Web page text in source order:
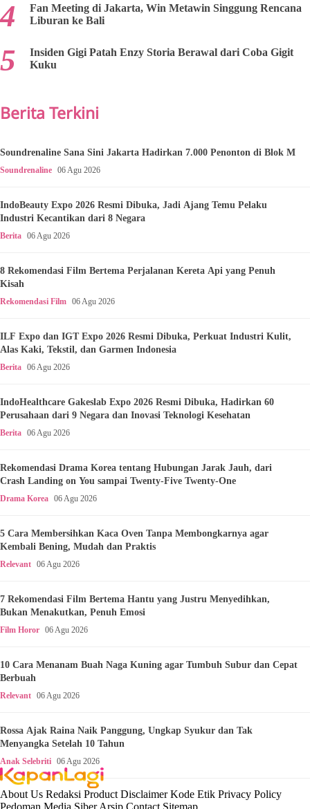
Fan Meeting di Jakarta, Win Metawin Singgung Rencana
Liburan ke Bali
Insiden Gigi Patah Enzy Storia Berawal dari Coba Gigit
Kuku
Berita Terkini
Soundrenaline Sana Sini Jakarta Hadirkan 7.000 Penonton di Blok M
Soundrenaline 06 Agu 2026
IndoBeauty Expo 2026 Resmi Dibuka, Jadi Ajang Temu Pelaku
Industri Kecantikan dari 8 Negara
Berita 06 Agu 2026
8 Rekomendasi Film Bertema Perjalanan Kereta Api yang Penuh
Kisah
Rekomendasi Film 06 Agu 2026
ILF Expo dan IGT Expo 2026 Resmi Dibuka, Perkuat Industri Kulit,
Alas Kaki, Tekstil, dan Garmen Indonesia
Berita 06 Agu 2026
IndoHealthcare Gakeslab Expo 2026 Resmi Dibuka, Hadirkan 60
Perusahaan dari 9 Negara dan Inovasi Teknologi Kesehatan
Berita 06 Agu 2026
Rekomendasi Drama Korea tentang Hubungan Jarak Jauh, dari
Crash Landing on You sampai Twenty-Five Twenty-One
Drama Korea 06 Agu 2026
5 Cara Membersihkan Kaca Oven Tanpa Membongkarnya agar
Kembali Bening, Mudah dan Praktis
Relevant 06 Agu 2026
7 Rekomendasi Film Bertema Hantu yang Justru Menyedihkan,
Bukan Menakutkan, Penuh Emosi
Film Horor 06 Agu 2026
10 Cara Menanam Buah Naga Kuning agar Tumbuh Subur dan Cepat
Berbuah
Relevant 06 Agu 2026
Rossa Ajak Raina Naik Panggung, Ungkap Syukur dan Tak
Menyangka Setelah 10 Tahun
Anak Selebriti 06 Agu 2026
About Us Redaksi Product Disclaimer Kode Etik Privacy Policy
Pedoman Media Siber Arsip Contact Sitemap